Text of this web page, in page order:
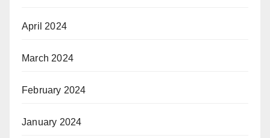
April 2024
March 2024
February 2024
January 2024